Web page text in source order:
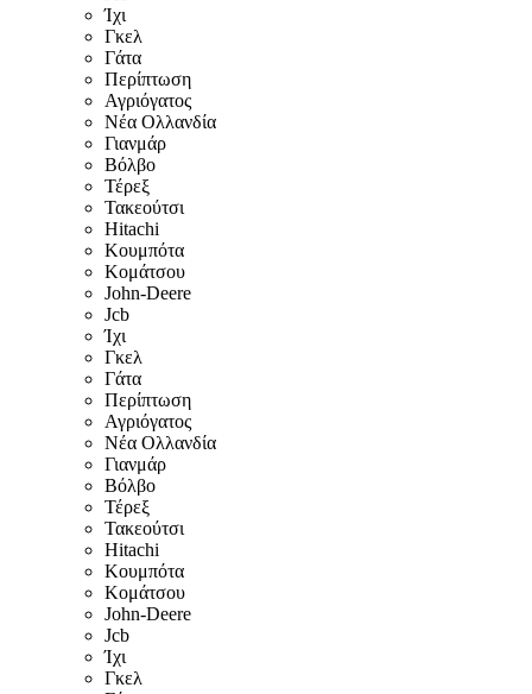
Ίχι
Γκελ
Γάτα
Περίπτωση
Αγριόγατος
Νέα Ολλανδία
Γιανμάρ
Βόλβο
Τέρεξ
Τακεούτσι
Hitachi
Κουμπότα
Κομάτσου
John-Deere
Jcb
Ίχι
Γκελ
Γάτα
Περίπτωση
Αγριόγατος
Νέα Ολλανδία
Γιανμάρ
Βόλβο
Τέρεξ
Τακεούτσι
Hitachi
Κουμπότα
Κομάτσου
John-Deere
Jcb
Ίχι
Γκελ